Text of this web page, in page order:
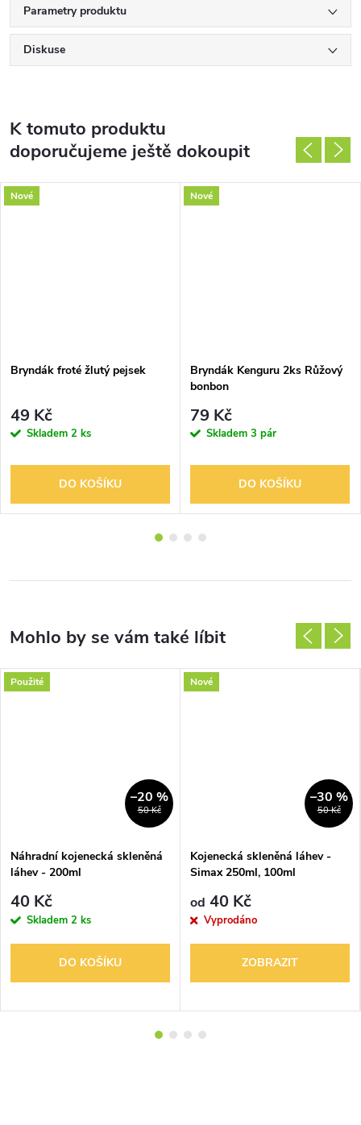
Parametry produktu
Diskuse
K tomuto produktu
doporučujeme ještě dokoupit
Nové
Bryndák froté žlutý pejsek
49 Kč
Skladem 2 ks
DO KOŠÍKU
Nové
Bryndák Kenguru 2ks Růžový
bonbon
79 Kč
Skladem 3 pár
DO KOŠÍKU
Použité
50 Kč
–20 %
Náhradní kojenecká skleněná
láhev - 200ml
40 Kč
Skladem 2 ks
DO KOŠÍKU
Nové
50 Kč
–30 %
Kojenecká skleněná láhev -
Simax 250ml, 100ml
od 40 Kč
Vyprodáno
ZOBRAZIT